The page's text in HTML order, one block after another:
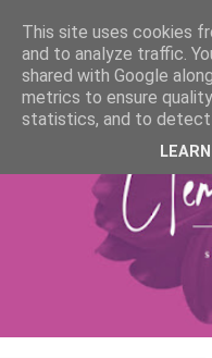
This site uses cookies
and to analyze traffic.
shared with Google
metrics to ensure
statistics, and to detect